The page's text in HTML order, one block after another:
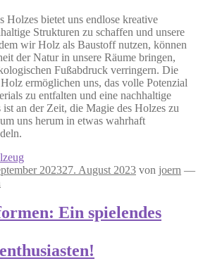
Holzes bietet uns endlose kreative
Strukturen zu schaffen und unsere
wir Holz als Baustoff nutzen, können
der Natur in unsere Räume bringen,
Fußabdruck verringern. Die
ermöglichen uns, das volle Potenzial
zu entfalten und eine nachhaltige
an der Zeit, die Magie des Holzes zu
uns herum in etwas wahrhaft
202327. August 2023 von joern —
Ein spielendes